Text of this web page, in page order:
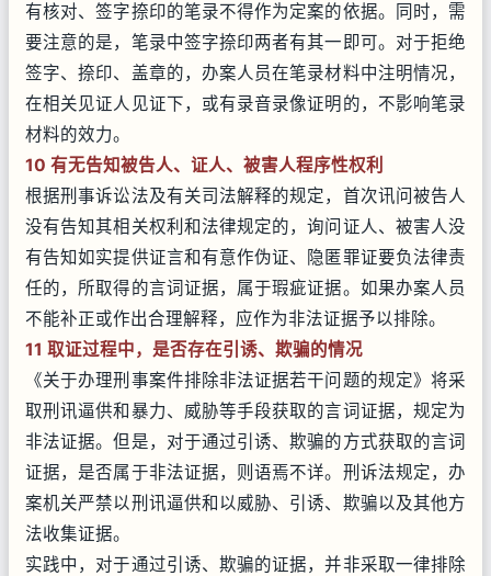
有核对、签字捺印的笔录不得作为定案的依据。同时，需
要注意的是，笔录中签字捺印两者有其一即可。对于拒绝
签字、捺印、盖章的，办案人员在笔录材料中注明情况，
在相关见证人见证下，或有录音录像证明的，不影响笔录
材料的效力。
10 有无告知被告人、证人、被害人程序性权利
根据刑事诉讼法及有关司法解释的规定，首次讯问被告人
没有告知其相关权利和法律规定的，询问证人、被害人没
有告知如实提供证言和有意作伪证、隐匿罪证要负法律责
任的，所取得的言词证据，属于瑕疵证据。如果办案人员
不能补正或作出合理解释，应作为非法证据予以排除。
11 取证过程中，是否存在引诱、欺骗的情况
《关于办理刑事案件排除非法证据若干问题的规定》将采
取刑讯逼供和暴力、威胁等手段获取的言词证据，规定为
非法证据。但是，对于通过引诱、欺骗的方式获取的言词
证据，是否属于非法证据，则语焉不详。刑诉法规定，办
案机关严禁以刑讯逼供和以威胁、引诱、欺骗以及其他方
法收集证据。
实践中，对于通过引诱、欺骗的证据，并非采取一律排除